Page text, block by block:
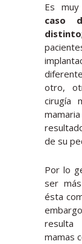
Es
caso
distinto
otro,
cirugía
de su
Por lo
ser
ésta
resulta
mamas